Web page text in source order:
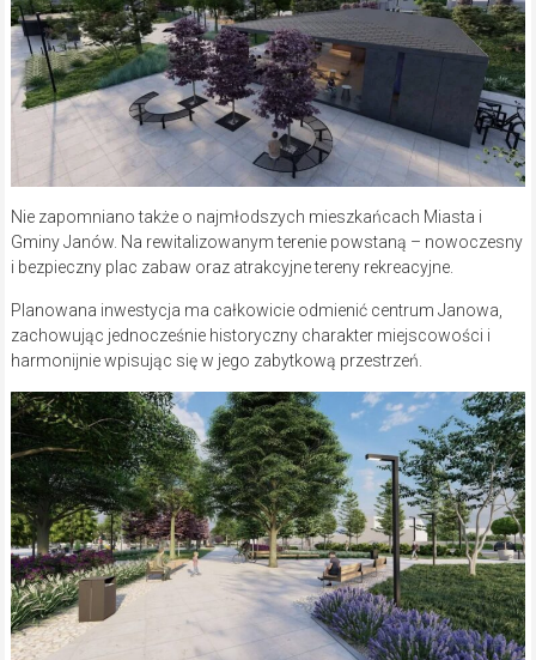
Nie zapomniano także o najmłodszych mieszkańcach Miasta i
Gminy Janów. Na rewitalizowanym terenie powstaną – nowoczesny
i bezpieczny plac zabaw oraz atrakcyjne tereny rekreacyjne.
Planowana inwestycja ma całkowicie odmienić centrum Janowa,
zachowując jednocześnie historyczny charakter miejscowości i
harmonijnie wpisując się w jego zabytkową przestrzeń.